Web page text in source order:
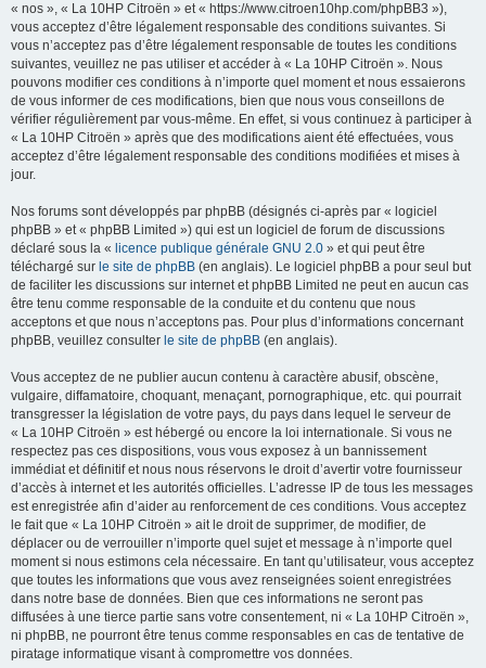
« nos », « La 10HP Citroën » et « https://www.citroen10hp.com/phpBB3 »),
vous acceptez d’être légalement responsable des conditions suivantes. Si
vous n’acceptez pas d’être légalement responsable de toutes les conditions
suivantes, veuillez ne pas utiliser et accéder à « La 10HP Citroën ». Nous
pouvons modifier ces conditions à n’importe quel moment et nous essaierons
de vous informer de ces modifications, bien que nous vous conseillons de
vérifier régulièrement par vous-même. En effet, si vous continuez à participer à
« La 10HP Citroën » après que des modifications aient été effectuées, vous
acceptez d’être légalement responsable des conditions modifiées et mises à
jour.
Nos forums sont développés par phpBB (désignés ci-après par « logiciel
phpBB » et « phpBB Limited ») qui est un logiciel de forum de discussions
déclaré sous la « licence publique générale GNU 2.0 » et qui peut être
téléchargé sur le site de phpBB (en anglais). Le logiciel phpBB a pour seul but
de faciliter les discussions sur internet et phpBB Limited ne peut en aucun cas
être tenu comme responsable de la conduite et du contenu que nous
acceptons et que nous n’acceptons pas. Pour plus d’informations concernant
phpBB, veuillez consulter le site de phpBB (en anglais).
Vous acceptez de ne publier aucun contenu à caractère abusif, obscène,
vulgaire, diffamatoire, choquant, menaçant, pornographique, etc. qui pourrait
transgresser la législation de votre pays, du pays dans lequel le serveur de
« La 10HP Citroën » est hébergé ou encore la loi internationale. Si vous ne
respectez pas ces dispositions, vous vous exposez à un bannissement
immédiat et définitif et nous nous réservons le droit d’avertir votre fournisseur
d’accès à internet et les autorités officielles. L’adresse IP de tous les messages
est enregistrée afin d’aider au renforcement de ces conditions. Vous acceptez
le fait que « La 10HP Citroën » ait le droit de supprimer, de modifier, de
déplacer ou de verrouiller n’importe quel sujet et message à n’importe quel
moment si nous estimons cela nécessaire. En tant qu’utilisateur, vous acceptez
que toutes les informations que vous avez renseignées soient enregistrées
dans notre base de données. Bien que ces informations ne seront pas
diffusées à une tierce partie sans votre consentement, ni « La 10HP Citroën »,
ni phpBB, ne pourront être tenus comme responsables en cas de tentative de
piratage informatique visant à compromettre vos données.